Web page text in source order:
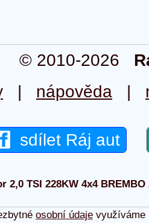
© 2010-2026
| nápověda |
sdílet Ráj aut
2,0 TSI 228KW 4x4
osobní údajevyužíváme